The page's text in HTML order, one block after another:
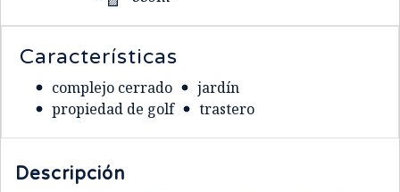
Características
complejo cerrado
jardín
propiedad de golf
trastero
Descripción